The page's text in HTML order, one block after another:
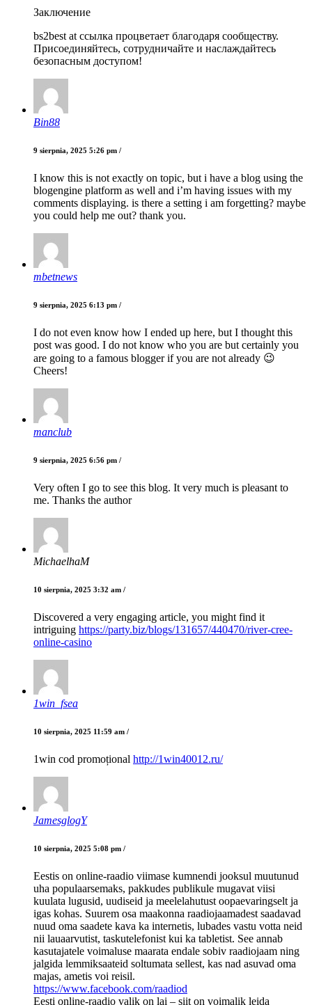
Заключение
bs2best at ссылка процветает благодаря сообществу.
Присоединяйтесь, сотрудничайте и наслаждайтесь
безопасным доступом!
Bin88
9 sierpnia, 2025 5:26 pm /
I know this is not exactly on topic, but i have a blog using the
blogengine platform as well and i’m having issues with my
comments displaying. is there a setting i am forgetting? maybe
you could help me out? thank you.
mbetnews
9 sierpnia, 2025 6:13 pm /
I do not even know how I ended up here, but I thought this
post was good. I do not know who you are but certainly you
are going to a famous blogger if you are not already 😉
Cheers!
manclub
9 sierpnia, 2025 6:56 pm /
Very often I go to see this blog. It very much is pleasant to
me. Thanks the author
MichaelhaM
10 sierpnia, 2025 3:32 am /
Discovered a very engaging article, you might find it
intriguing https://party.biz/blogs/131657/440470/river-cree-
online-casino
1win_fsea
10 sierpnia, 2025 11:59 am /
1win cod promoțional http://1win40012.ru/
JamesglogY
10 sierpnia, 2025 5:08 pm /
Eestis on online-raadio viimase kumnendi jooksul muutunud
uha populaarsemaks, pakkudes publikule mugavat viisi
kuulata lugusid, uudiseid ja meelelahutust oopaevaringselt ja
igas kohas. Suurem osa maakonna raadiojaamadest saadavad
nuud oma saadete kava ka internetis, lubades vastu votta neid
nii lauaarvutist, taskutelefonist kui ka tabletist. See annab
kasutajatele voimaluse maarata endale sobiv raadiojaam ning
jalgida lemmiksaateid soltumata sellest, kas nad asuvad oma
majas, ametis voi reisil.
https://www.facebook.com/raadiod
Eesti online-raadio valik on lai – siit on voimalik leida